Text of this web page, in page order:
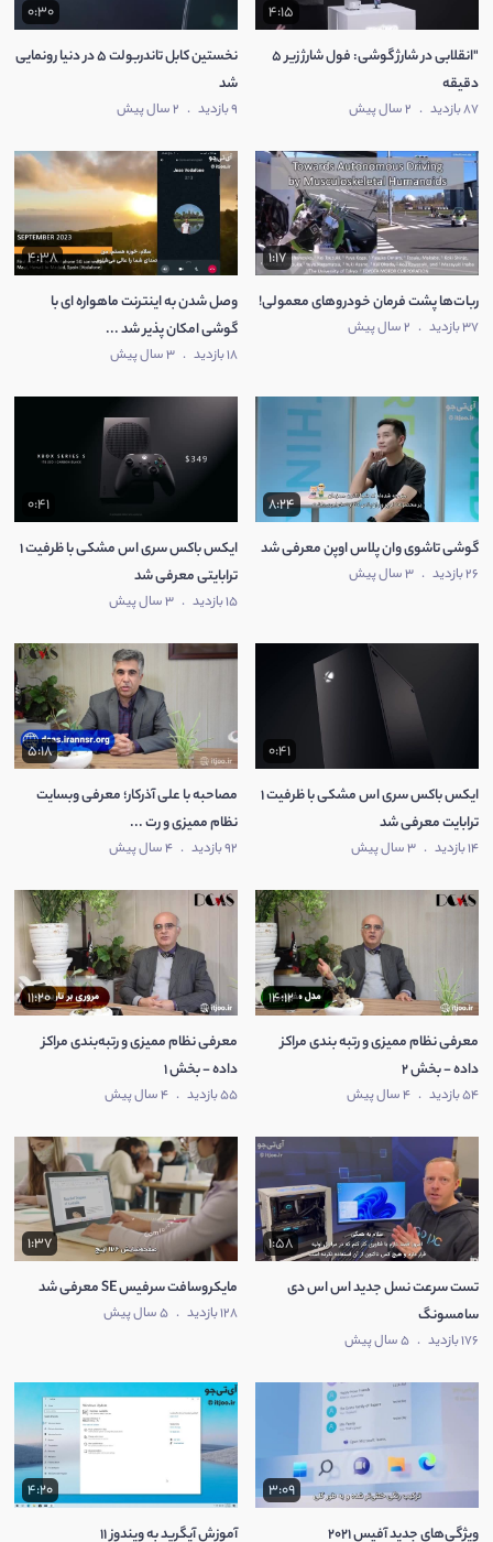
4:15
"انقلابی در شارژ گوشی: فول شارژ زیر 5
دقیقه
87 بازدید . 2 سال پیش
0:30
نخستین کابل تاندربولت 5 در دنیا رونمایی
شد
9 بازدید . 2 سال پیش
1:17
ربات‌ها پشت فرمان خودروهای معمولی!
37 بازدید . 2 سال پیش
4:38
وصل شدن به اینترنت ماهواره ای با
گوشی امکان پذیر شد ...
18 بازدید . 3 سال پیش
8:24
گوشی تاشوی وان پلاس اوپن معرفی شد
26 بازدید . 3 سال پیش
0:41
ایکس باکس سری اس مشکی با ظرفیت 1
ترابایتی معرفی شد
15 بازدید . 3 سال پیش
0:41
ایکس باکس سری اس مشکی با ظرفیت 1
ترابایت معرفی شد
14 بازدید . 3 سال پیش
5:18
مصاحبه با علی آذرکار؛ معرفی وبسایت
نظام ممیزی و رت ...
92 بازدید . 4 سال پیش
14:12
معرفی نظام ممیزی و رتبه بندی مراکز
داده - بخش 2
54 بازدید . 4 سال پیش
11:20
معرفی نظام ممیزی و رتبه‌بندی مراکز
داده - بخش 1
55 بازدید . 4 سال پیش
1:58
تست سرعت نسل جدید اس اس دی
سامسونگ
176 بازدید . 5 سال پیش
1:37
مایکروسافت سرفیس SE معرفی شد
128 بازدید . 5 سال پیش
3:09
ویژگی‌های جدید آفیس 2021
4:20
آموزش آپگرید به ویندوز 11